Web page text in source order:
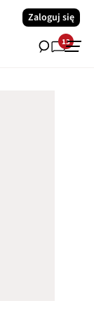
Zaloguj się
13